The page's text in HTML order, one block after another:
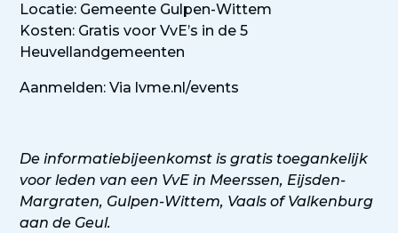
Locatie: Gemeente Gulpen-Wittem
Kosten: Gratis voor VvE’s in de 5
Heuvellandgemeenten
Aanmelden: Via lvme.nl/events
De informatiebijeenkomst is gratis toegankelijk
voor leden van een VvE in Meerssen, Eijsden-
Margraten, Gulpen-Wittem, Vaals of Valkenburg
aan de Geul.